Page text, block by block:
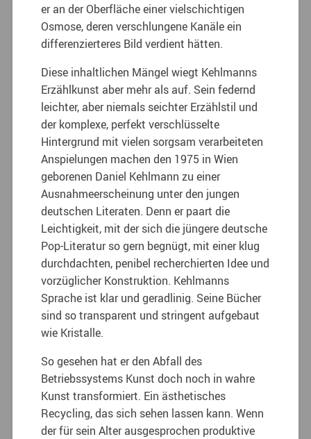
er an der Oberfläche einer vielschichtigen
Osmose, deren verschlungene Kanäle ein
differenzierteres Bild verdient hätten.
Diese inhaltlichen Mängel wiegt Kehlmanns
Erzählkunst aber mehr als auf. Sein federnd
leichter, aber niemals seichter Erzählstil und
der komplexe, perfekt verschlüsselte
Hintergrund mit vielen sorgsam verarbeiteten
Anspielungen machen den 1975 in Wien
geborenen Daniel Kehlmann zu einer
Ausnahmeerscheinung unter den jungen
deutschen Literaten. Denn er paart die
Leichtigkeit, mit der sich die jüngere deutsche
Pop-Literatur so gern begnügt, mit einer klug
durchdachten, penibel recherchierten Idee und
vorzüglicher Konstruktion. Kehlmanns
Sprache ist klar und geradlinig. Seine Bücher
sind so transparent und stringent aufgebaut
wie Kristalle.
So gesehen hat er den Abfall des
Betriebssystems Kunst doch noch in wahre
Kunst transformiert. Ein ästhetisches
Recycling, das sich sehen lassen kann. Wenn
der für sein Alter ausgesprochen produktive